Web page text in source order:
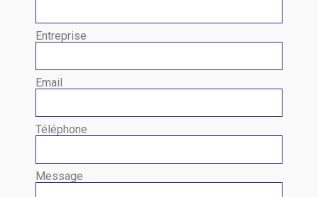
Entreprise
Email
Téléphone
Message